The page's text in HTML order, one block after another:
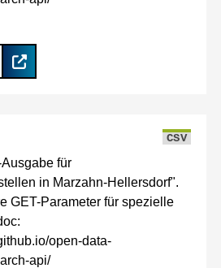
CSV
für
in Marzahn-Hellersdorf".
GET-Parameter für spezielle
open-data-
api/